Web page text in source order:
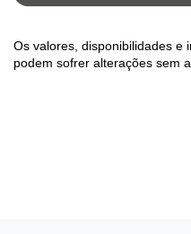
Os valores, disponibilidades e
podem sofrer alterações sem